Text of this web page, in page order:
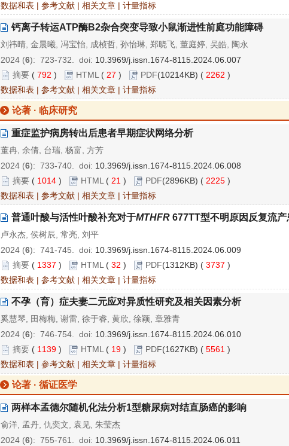
数据和表 | 参考文献 | 相关文章 | 计量指标
钙离子转运ATP酶B2杂合突变导致小鼠渐进性前庭功能障碍
刘祎晴, 金晨曦, 冯宝怡, 成桢哲, 孙怡琳, 郑晓飞, 董庭婷, 吴皓, 陶永
2024 (6): 723-732. doi: 10.3969/j.issn.1674-8115.2024.06.007
摘要 ( 792 ) HTML ( 27 ) PDF(10214KB) ( 2262 )
数据和表 | 参考文献 | 相关文章 | 计量指标
论著 · 临床研究
重症监护病房转出后患者早期症状网络分析
董冉, 余倩, 台瑞, 杨富, 方芳
2024 (6): 733-740. doi: 10.3969/j.issn.1674-8115.2024.06.008
摘要 ( 1014 ) HTML ( 21 ) PDF(2896KB) ( 2225 )
数据和表 | 参考文献 | 相关文章 | 计量指标
普通叶酸与活性叶酸补充对于MTHFR 677TT型不明原因反复流
卢永杰, 侯树辰, 常亮, 刘平
2024 (6): 741-745. doi: 10.3969/j.issn.1674-8115.2024.06.009
摘要 ( 1337 ) HTML ( 32 ) PDF(1312KB) ( 3737 )
数据和表 | 参考文献 | 相关文章 | 计量指标
不孕（育）症夫妻二元应对异质性研究及相关因素分析
奚慧琴, 田梅梅, 谢雷, 徐于睿, 黄欣, 徐颖, 章雅青
2024 (6): 746-754. doi: 10.3969/j.issn.1674-8115.2024.06.010
摘要 ( 1139 ) HTML ( 19 ) PDF(1627KB) ( 5561 )
数据和表 | 参考文献 | 相关文章 | 计量指标
论著 · 循证医学
两样本孟德尔随机化法分析1型糖尿病对结直肠癌的影响
俞洋, 孟丹, 仇奕文, 袁见, 朱莹杰
2024 (6): 755-761. doi: 10.3969/j.issn.1674-8115.2024.06.011